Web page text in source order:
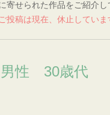
寄せられた作品をご紹介し
投稿は現在、休止していま
性 30歳代